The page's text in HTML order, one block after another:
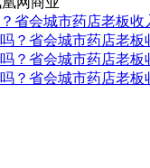
省会城市药店老板收